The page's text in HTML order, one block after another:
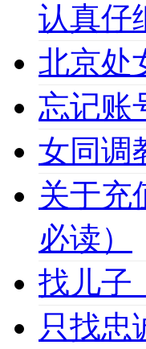
认真仔
北京处
忘记账
女同调
关于充
必读）
找儿子
只找忠